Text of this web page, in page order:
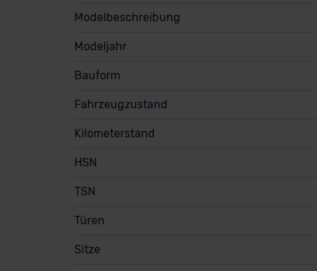
Modelbeschreibung
Modeljahr
Bauform
Fahrzeugzustand
Kilometerstand
HSN
TSN
Türen
Sitze